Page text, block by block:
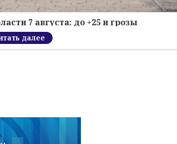
7 августа: до +25 и грозы
далее